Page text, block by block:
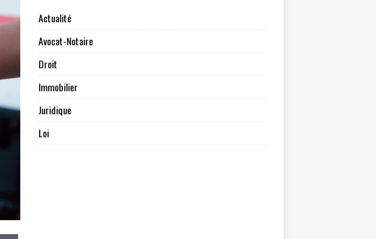
Actualité
Avocat-Notaire
Droit
Immobilier
Juridique
Loi